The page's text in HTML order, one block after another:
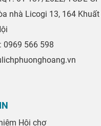
nhà Licogi 13, 164
566 598
Hội chợ